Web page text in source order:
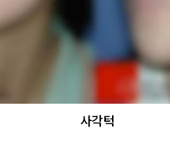
사각턱